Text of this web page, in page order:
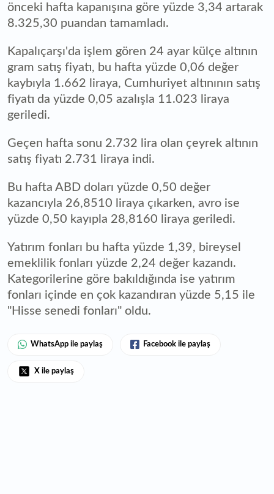
önceki hafta kapanışına göre yüzde 3,34 artarak
8.325,30 puandan tamamladı.
Kapalıçarşı'da işlem gören 24 ayar külçe altının
gram satış fiyatı, bu hafta yüzde 0,06 değer
kaybıyla 1.662 liraya, Cumhuriyet altınının satış
fiyatı da yüzde 0,05 azalışla 11.023 liraya
geriledi.
Geçen hafta sonu 2.732 lira olan çeyrek altının
satış fiyatı 2.731 liraya indi.
Bu hafta ABD doları yüzde 0,50 değer
kazancıyla 26,8510 liraya çıkarken, avro ise
yüzde 0,50 kayıpla 28,8160 liraya geriledi.
Yatırım fonları bu hafta yüzde 1,39, bireysel
emeklilik fonları yüzde 2,24 değer kazandı.
Kategorilerine göre bakıldığında ise yatırım
fonları içinde en çok kazandıran yüzde 5,15 ile
"Hisse senedi fonları" oldu.
WhatsApp ile paylaş Facebook ile paylaş
X ile paylaş